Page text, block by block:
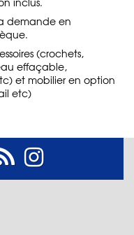
demande en
(crochets,
effaçable,
et mobilier en option
etc)